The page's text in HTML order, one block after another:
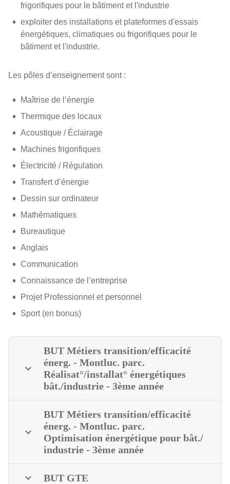
frigorifiques pour le bâtiment et l'industrie
exploiter des installations et plateformes d'essais
énergétiques, climatiques ou frigorifiques pour le
bâtiment et l'industrie.
Les pôles d’enseignement sont :
Maîtrise de l’énergie
Thermique des locaux
Acoustique / Éclairage
Machines frigorifiques
Électricité / Régulation
Transfert d’énergie
Dessin sur ordinateur
Mathématiques
Bureautique
Anglais
Communication
Connaissance de l’entreprise
Projet Professionnel et personnel
Sport (en bonus)
BUT Métiers transition/efficacité
énerg. - Montluc. parc.
Réalisat°/installat° énergétiques
bât./industrie - 3ème année
BUT Métiers transition/efficacité
énerg. - Montluc. parc.
Optimisation énergétique pour bât./
industrie - 3ème année
BUT GTE